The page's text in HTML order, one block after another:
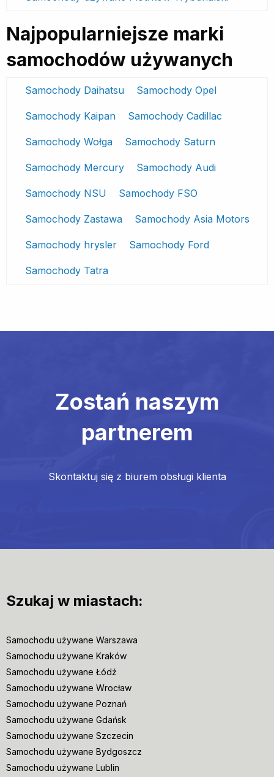
Najpopularniejsze marki
samochodów używanych
Samochody Daihatsu Samochody Opel
Samochody Kaipan Samochody Cadillac
Samochody Wołga Samochody Saturn
Samochody Mercury Samochody Audi
Samochody NSU Samochody FSO
Samochody Zastawa Samochody Asia Motors
Samochody hrysler Samochody Ford
Samochody Tatra
Zostań naszym
partnerem
Skontaktuj się z biurem obsługi klienta
Szukaj w miastach:
Samochodu używane Warszawa
Samochodu używane Kraków
Samochodu używane Łódź
Samochodu używane Wrocław
Samochodu używane Poznań
Samochodu używane Gdańsk
Samochodu używane Szczecin
Samochodu używane Bydgoszcz
Samochodu używane Lublin